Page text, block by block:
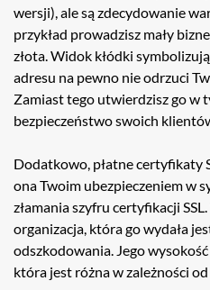
wersji), ale są zdecydowanie
przykład prowadzisz mały
złota. Widok kłódki
adresu na pewno nie odrzuci
Zamiast tego utwierdzisz go w
bezpieczeństwo swoich
Dodatkowo, płatne certyfikaty
ona Twoim ubezpieczeniem w
złamania szyfru certyfikacji
organizacja, która go wydała
odszkodowania. Jego
która jest różna w zależności